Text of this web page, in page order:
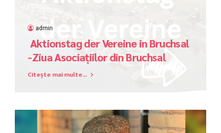
admin
Aktionstag der Vereine in Bruchsal
-Ziua Asociațiilor din Bruchsal
Citește mai multe...